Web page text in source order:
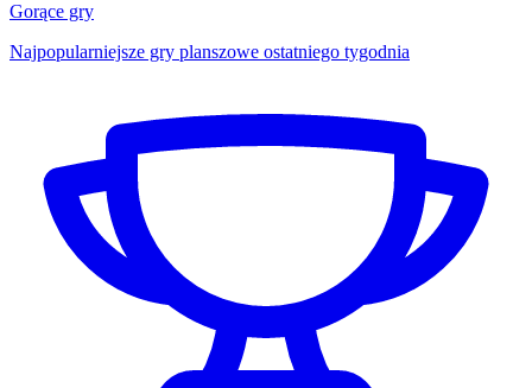
Gorące gry
Najpopularniejsze gry planszowe ostatniego tygodnia